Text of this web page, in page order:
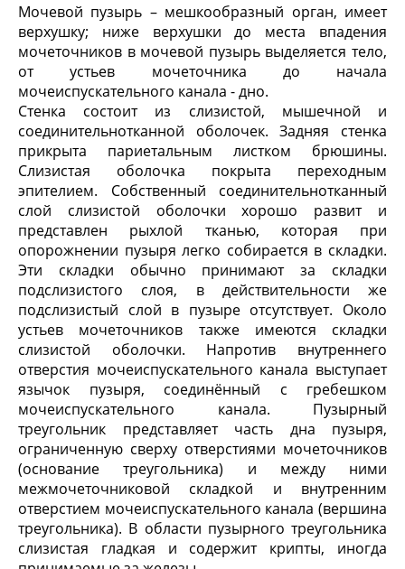
Мочевой пузырь – мешкообразный орган, имеет
верхушку; ниже верхушки до места впадения
мочеточников в мочевой пузырь выделяется тело,
от устьев мочеточника до начала
мочеиспускательного канала - дно.
Стенка состоит из слизистой, мышечной и
соединительнотканной оболочек. Задняя стенка
прикрыта париетальным листком брюшины.
Слизистая оболочка покрыта переходным
эпителием. Собственный соединительнотканный
слой слизистой оболочки хорошо развит и
представлен рыхлой тканью, которая при
опорожнении пузыря легко собирается в складки.
Эти складки обычно принимают за складки
подслизистого слоя, в действительности же
подслизистый слой в пузыре отсутствует. Около
устьев мочеточников также имеются складки
слизистой оболочки. Напротив внутреннего
отверстия мочеиспускательного канала выступает
язычок пузыря, соединённый с гребешком
мочеиспускательного канала. Пузырный
треугольник представляет часть дна пузыря,
ограниченную сверху отверстиями мочеточников
(основание треугольника) и между ними
межмочеточниковой складкой и внутренним
отверстием мочеиспускательного канала (вершина
треугольника). В области пузырного треугольника
слизистая гладкая и содержит крипты, иногда